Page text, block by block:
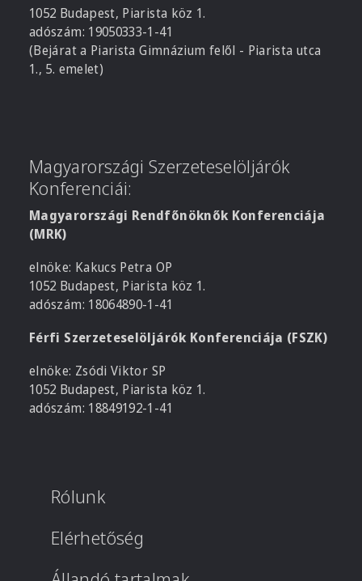
1052 Budapest, Piarista köz 1.
adószám: 19050333-1-41
(Bejárat a Piarista Gimnázium felől - Piarista utca
1., 5. emelet)
Magyarországi Szerzeteselöljárók
Konferenciái:
Magyarországi Rendfőnöknők Konferenciája
(MRK)
elnöke: Kakucs Petra OP
1052 Budapest, Piarista köz 1.
adószám: 18064890-1-41
Férfi Szerzeteselöljárók Konferenciája (FSZK)
elnöke: Zsódi Viktor SP
1052 Budapest, Piarista köz 1.
adószám: 18849192-1-41
Rólunk
Elérhetőség